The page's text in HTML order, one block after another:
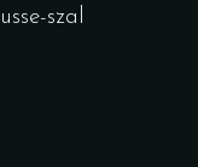
szal